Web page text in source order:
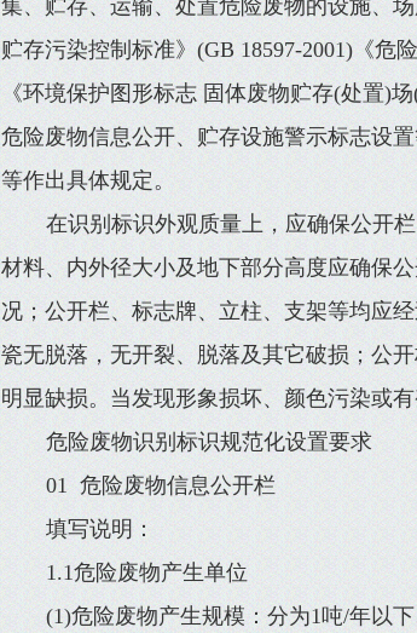
集、贮存、运输、处置危险废物的设施、
贮存污染控制标准》(GB 18597-2001)《危
《环境保护图形标志 固体废物贮存(处置)
危险废物信息公开、贮存设施警示标志设
等作出具体规定。
在识别标识外观质量上，应确保公开
材料、内外径大小及地下部分高度应确保
况；公开栏、标志牌、立柱、支架等均应
瓷无脱落，无开裂、脱落及其它破损；公
明显缺损。当发现形象损坏、颜色污染或
危险废物识别标识规范化设置要求
01 危险废物信息公开栏
填写说明：
1.1危险废物产生单位
(1)危险废物产生规模：分为1吨/年以